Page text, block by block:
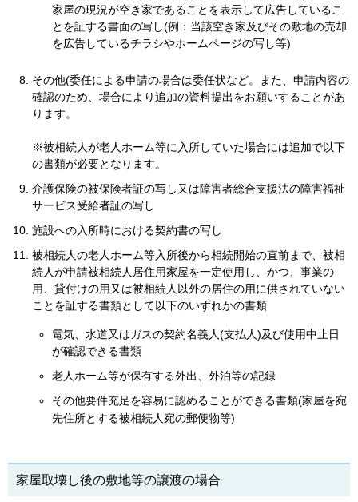
家屋の現況が空き家であることを表示して広告しているこ
とを証する書面の写し(例：当該空き家及びその敷地の売却
を広告しているチラシやホームページの写し等)
その他(委任による申請の場合は委任状など。また、申請内容の
確認のため、場合により追加の資料提出をお願いすることがあ
ります。
※被相続人が老人ホーム等に入所していた場合には追加で以下
の書類が必要となります。
介護保険の被保険者証の写し又は障害者総合支援法の障害福祉
サービス受給者証の写し
施設への入所時における契約書の写し
被相続人の老人ホーム等入所後から相続開始の直前まで、被相
続人が申請被相続人居住用家屋を一定使用し、かつ、事業の
用、貸付けの用又は被相続人以外の居住の用に供されていない
ことを証する書類として以下のいずれかの書類
電気、水道又はガスの契約名義人(支払人)及び使用中止日
が確認できる書類
老人ホーム等が保有する外出、外泊等の記録
その他要件充足を容易に認めることができる書類(家屋を宛
先住所とする被相続人宛の郵便物等)
家屋取壊し後の敷地等の譲渡の場合